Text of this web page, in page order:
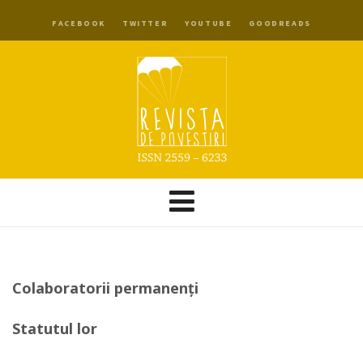
FACEBOOK TWITTER YOUTUBE GOODREADS
Colaboratorii permanenți
Statutul lor